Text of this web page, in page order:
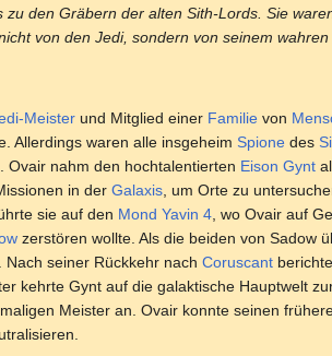
den Gräbern der alten Sith-Lords. Sie
von den Jedi, sondern von seinem
Meister und Mitglied einer Familie von
Allerdings waren alle insgeheim Spione des
Ovair nahm den hochtalentierten Eison Gynt
in der Galaxis , um Orte zu
sie auf den Mond Yavin 4 , wo Ovair auf
zerstören wollte. Als die beiden von Sadow
Nach seiner Rückkehr nach Coruscant
kehrte Gynt auf die galaktische Hauptwelt
Meister an. Ovair konnte seinen